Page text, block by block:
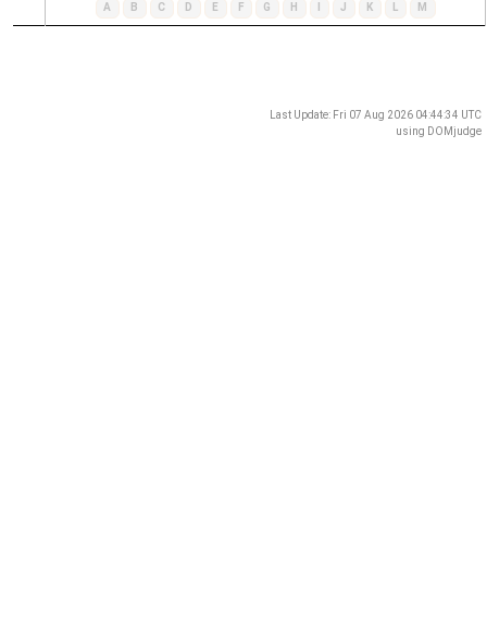
A B C D E F G H J K M
Last Update: Fri 07 Aug 2026 04:44:34 UTC
using DOMjudge